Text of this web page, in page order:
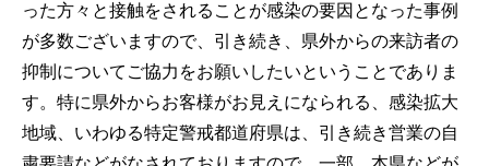
った方々と接触をされることが感染の要因となった事例
が多数ございますので、引き続き、県外からの来訪者の
抑制についてご協力をお願いしたいということでありま
す。特に県外からお客様がお見えになられる、感染拡大
地域、いわゆる特定警戒都道府県は、引き続き営業の自